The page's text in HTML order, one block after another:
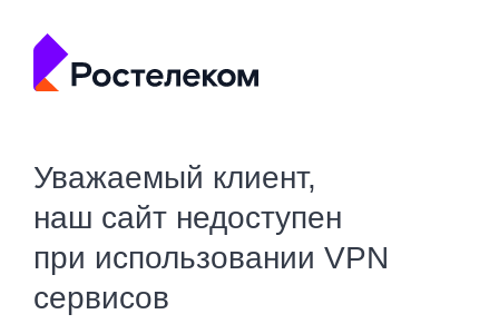
Уважаемый клиент,
наш сайт недоступен
при использовании VPN
сервисов